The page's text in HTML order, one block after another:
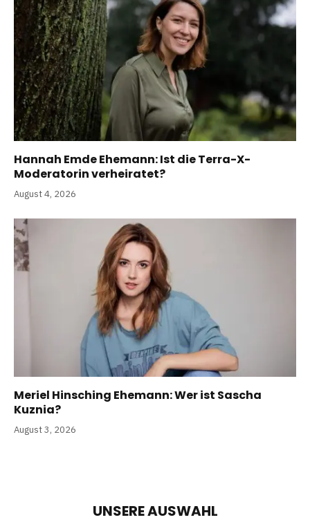
Hannah Emde Ehemann: Ist die Terra-X-
Moderatorin verheiratet?
August 4, 2026
Meriel Hinsching Ehemann: Wer ist Sascha
Kuznia?
August 3, 2026
UNSERE AUSWAHL